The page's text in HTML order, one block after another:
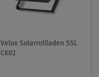
Velux Solarrollladen SSL
CK02